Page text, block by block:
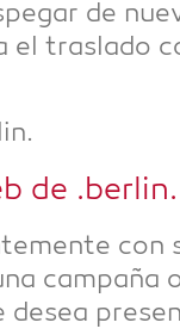
de
el tras­la­do
de .ber­lin.
con
cam­pa­ña
desea